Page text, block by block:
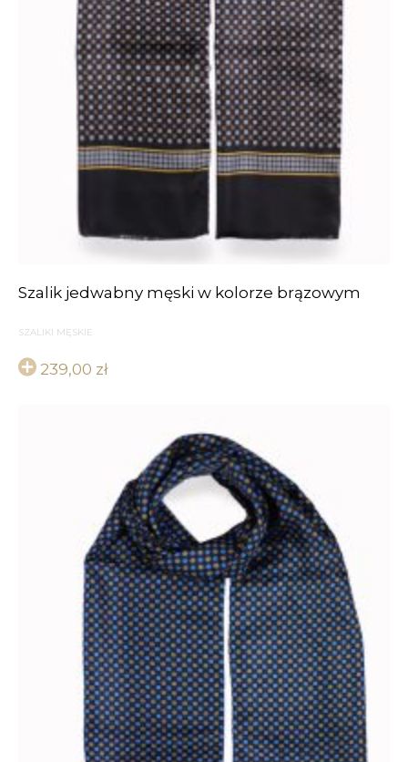
Szalik jedwabny męski w kolorze brązowym
SZALIKI MĘSKIE
239,00 zł